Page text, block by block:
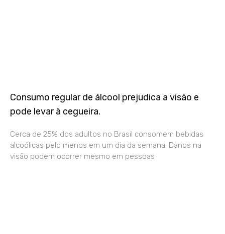
Consumo regular de álcool prejudica a visão e
pode levar à cegueira.
Cerca de 25% dos adultos no Brasil consomem bebidas
alcoólicas pelo menos em um dia da semana. Danos na
visão podem ocorrer mesmo em pessoas